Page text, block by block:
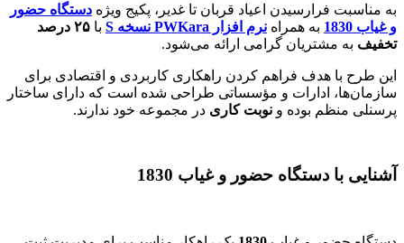
به مناسبت فرارسیدن اعیاد قربان تا غدیر، پکیج ویژه دستگاه حضور
و غیاب 1830
به همراه نرم افزار PWKara نسخه S با
۲۵ درصد
تخفیف به مشتریان گرامی ارائه می‌شود.
این طرح با هدف فراهم کردن راهکاری کاربردی و اقتصادی برای
سازمان‌ها، ادارات و مؤسساتی طراحی شده است که دارای ساختار
پرسنلی منظم بوده و نوبت کاری در مجموعه خود ندارند.
آشنایی با دستگاه حضور و غیاب 1830